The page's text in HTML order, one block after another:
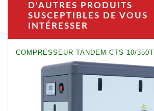
D'AUTRES PRODUITS
SUSCEPTIBLES DE VOUS
INTÉRESSER
COMPRESSEUR TANDEM CTS-10/350T